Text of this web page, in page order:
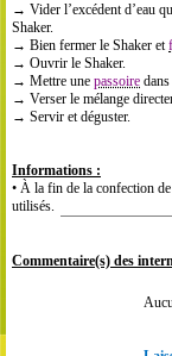
→ Vider l’excédent d’eau
Shaker.
→ Bien fermer le Shaker et
→ Ouvrir le Shaker.
→ Mettre une passoire
→ Verser le mélange
→ Servir et déguster.
Informations :
• À la fin de la confection
utilisés.
Commentaire(s) des